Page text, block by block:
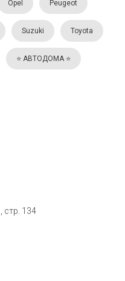
Opel Peugeot
Suzuki Toyota
⭐️ АВТОДОМА ⭐️
стр. 134